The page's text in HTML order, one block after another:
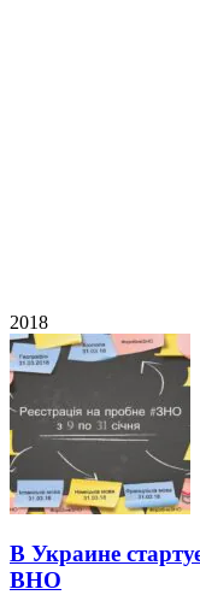
2018
В Украине
ВНО